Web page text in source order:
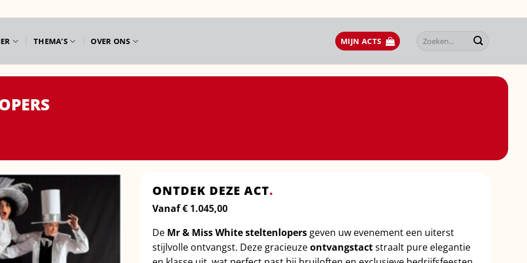
THEMA’S OVER ONS MIJN ACTS
Zoeken
naar:
ONTDEK DEZE ACT.
Vanaf€ 1.045,00
De Mr & Miss White steltenlopers geven uw evenement een uiterst
stijlvolle ontvangst. Deze gracieuzeontvangstactstraalt pure elegantie